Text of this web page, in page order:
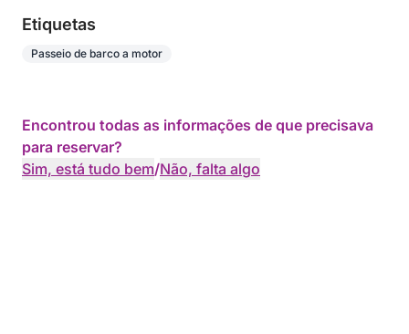
Etiquetas
Passeio de barco a motor
Encontrou todas as informações de que precisava
para reservar?
Sim, está tudo bem/Não, falta algo